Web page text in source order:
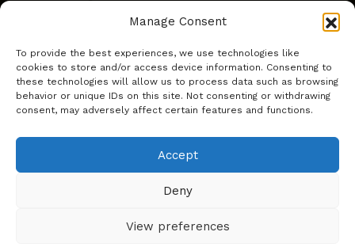
Manage Consent
To provide the best experiences, we use technologies like
cookies to store and/or access device information. Consenting to
these technologies will allow us to process data such as browsing
behavior or unique IDs on this site. Not consenting or withdrawing
consent, may adversely affect certain features and functions.
Accept
Deny
View preferences
Bieži uzdoti jautājumi
Kur pirkt?
Sīkdatņu politika
Copyright © Latakko 2024